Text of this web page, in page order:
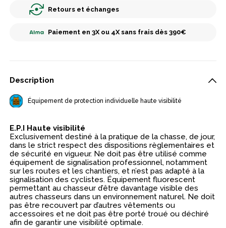
Retours et échanges
Paiement en 3X ou 4X sans frais dès 390€
Description
Équipement de protection individuelle haute visibilité
E.P.I Haute visibilité
Exclusivement destiné à la pratique de la chasse, de jour,
dans le strict respect des dispositions règlementaires et
de sécurité en vigueur. Ne doit pas être utilisé comme
équipement de signalisation professionnel, notamment
sur les routes et les chantiers, et n’est pas adapté à la
signalisation des cyclistes. Équipement fluorescent
permettant au chasseur d’être davantage visible des
autres chasseurs dans un environnement naturel. Ne doit
pas être recouvert par d’autres vêtements ou
accessoires et ne doit pas être porté troué ou déchiré
afin de garantir une visibilité optimale.